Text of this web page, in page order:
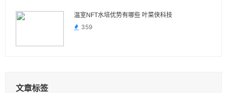
温室NFT水培优势有哪些 叶菜侠科技
359
文章标签